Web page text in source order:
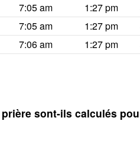
7:05 am 1:27 pm
7:05 am 1:27 pm
7:06 am 1:27 pm
sont-ils calculés